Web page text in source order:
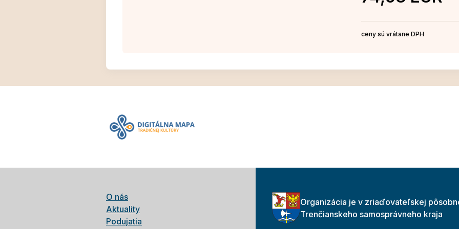
ceny sú vrátane DPH
O nás
Aktuality
Podujatia
Organizácia je v zriaďovateľskej
Trenčianskeho samosprávneho kraja